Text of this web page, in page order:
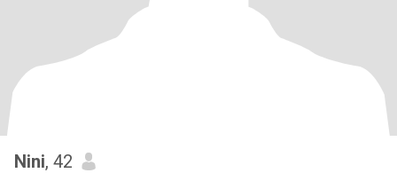
Nini, 42